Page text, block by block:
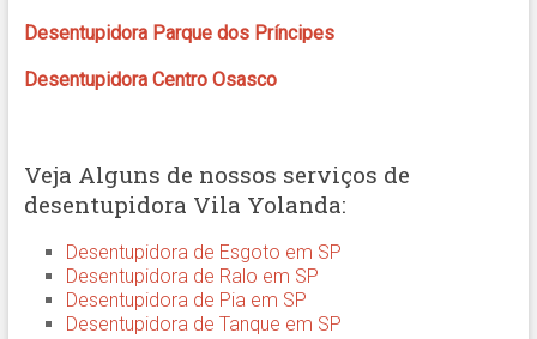
Desentupidora Parque dos Príncipes
Desentupidora Centro Osasco
Veja Alguns de nossos serviços de
desentupidora Vila Yolanda:
Desentupidora de Esgoto em SP
Desentupidora de Ralo em SP
Desentupidora de Pia em SP
Desentupidora de Tanque em SP